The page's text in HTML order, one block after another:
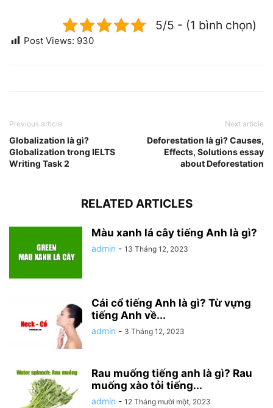
5/5 - (1 bình chọn)
Post Views: 930
Previous article
Globalization là gì?
Globalization trong IELTS
Writing Task 2
Next article
Deforestation là gì? Causes,
Effects, Solutions essay
about Deforestation
RELATED ARTICLES
Màu xanh lá cây tiếng Anh là gì?
admin - 13 Tháng 12, 2023
Cái cổ tiếng Anh là gì? Từ vựng
tiếng Anh về...
admin - 3 Tháng 12, 2023
Rau muống tiếng anh là gì? Rau
muống xào tỏi tiếng...
admin - 12 Tháng mười một, 2023